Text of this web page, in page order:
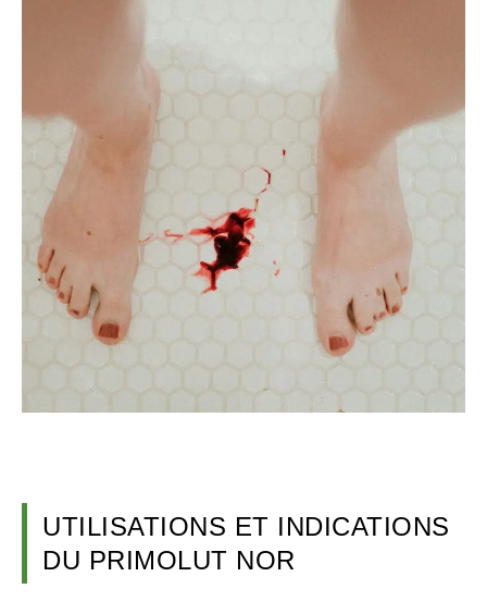
UTILISATIONS ET INDICATIONS
DU PRIMOLUT NOR